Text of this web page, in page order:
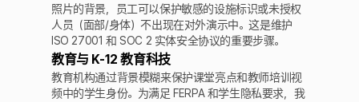
照片的背景，员工可以保护敏感的设施标识或未授权
人员（面部/身体）不出现在对外演示中。这是维护
ISO 27001 和 SOC 2 实体安全协议的重要步骤。
教育与 K-12 教育科技
教育机构通过背景模糊来保护课堂亮点和教师培训视
频中的学生身份。为满足 FERPA 和学生隐私要求，我